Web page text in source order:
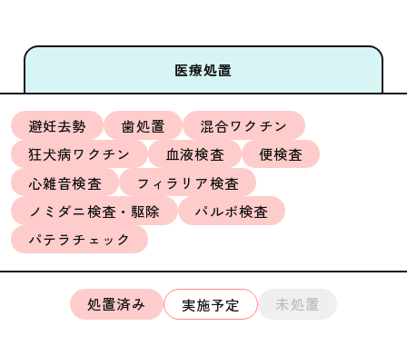
医療処置
避妊去勢 歯処置
混合ワクチン
狂犬病ワクチン
血液検査
便検査
心雑音検査
フィラリア検査
ノミダニ検査・駆除
パルボ検査
パテラチェック
処置済み 実施予定 未処置